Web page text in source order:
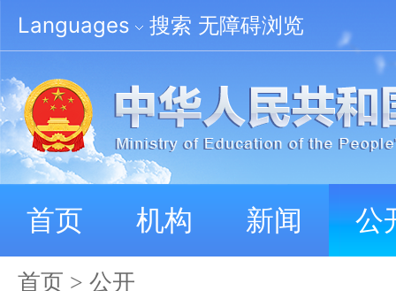
Languages 搜索 无障碍浏览
首页 机构 新闻 公
首页 > 公开